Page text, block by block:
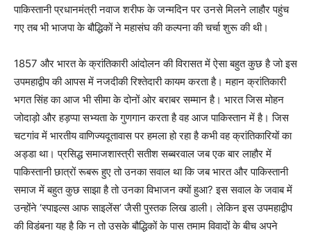
पाकिस्तानी प्रधानमंत्री नवाज शरीफ के जन्मदिन पर उनसे मिलने लाहौर पहुंच
गए तब भी भाजपा के बौद्धिकों ने महासंघ की कल्पना की चर्चा शुरू की थी।
1857 और भारत के क्रांतिकारी आंदोलन की विरासत में ऐसा बहुत कुछ है जो इस
उपमहाद्वीप की आपस में नजदीकी रिश्तेदारी कायम करता है। महान क्रांतिकारी
भगत सिंह का आज भी सीमा के दोनों ओर बराबर सम्मान है। भारत जिस मोहन
जोदाड़ो और हड़प्पा सभ्यता के गुणगान करता है वह आज पाकिस्तान में है। जिस
चटगांव में भारतीय वाणिज्यदूतावास पर हमला हो रहा है कभी वह क्रांतिकारियों का
अड्डा था। प्रसिद्ध समाजशास्त्री सतीश सब्बरवाल जब एक बार लाहौर में
पाकिस्तानी छात्रों रूबरू हुए तो उनका सवाल था कि जब भारत और पाकिस्तानी
समाज में बहुत कुछ साझा है तो उनका विभाजन क्यों हुआ? इस सवाल के जवाब में
उन्होंने ‘स्पाइल्स आफ साइलेंस’ जैसी पुस्तक लिख डाली। लेकिन इस उपमहाद्वीप
की विडंबना यह है कि न तो उसके बौद्धिकों के पास तमाम विवादों के बीच अपने